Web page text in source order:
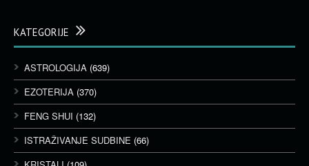
KATEGORIJE
ASTROLOGIJA (639)
EZOTERIJA (370)
FENG SHUI (132)
ISTRAŽIVANJE SUDBINE (66)